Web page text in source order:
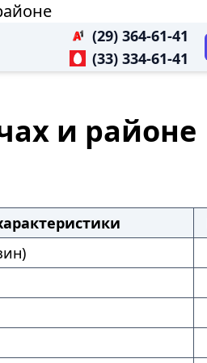
(29) 364-61-41
(33) 334-61-41
и районе